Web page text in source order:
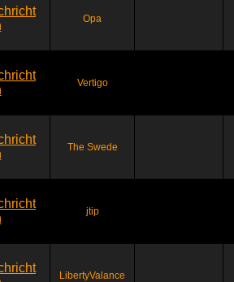
Opa
Vertigo
The Swede
jtip
LibertyValance